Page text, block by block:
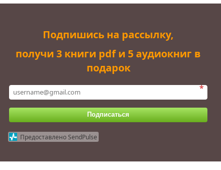
Подпишись на рассылку,
получи 3 книги pdf и 5 аудиокниг в
подарок
*
Подписаться
Предоставлено SendPulse